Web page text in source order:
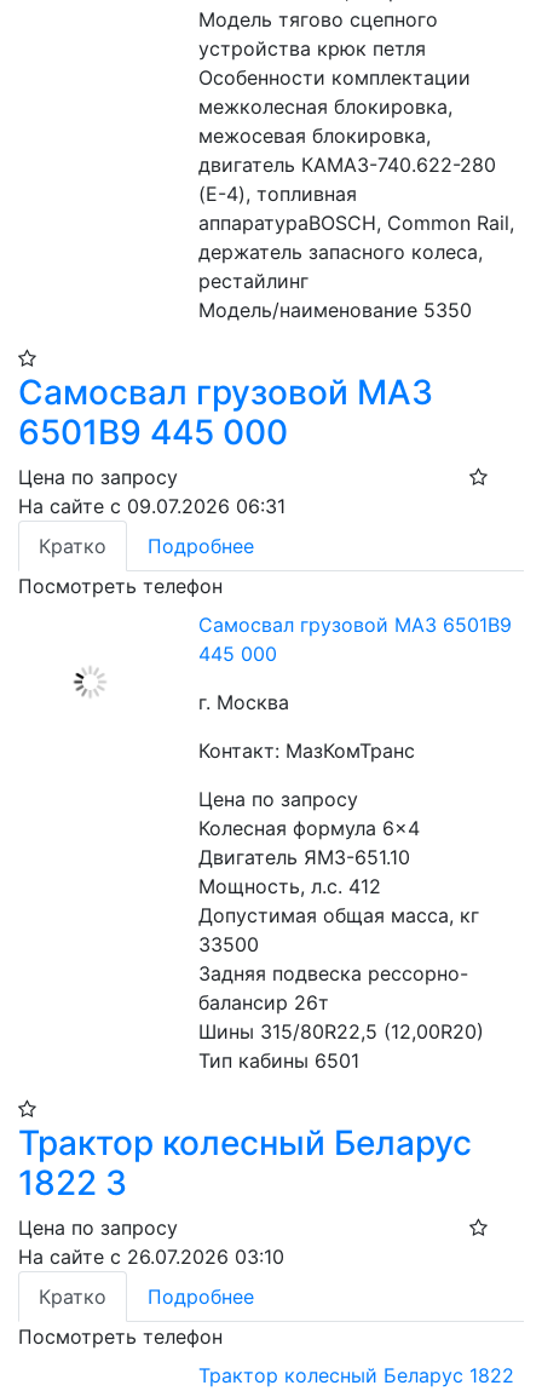
Модель тягово сцепного
устройства крюк петля
Особенности комплектации
межколесная блокировка,
межосевая блокировка,
двигатель КАМАЗ-740.622-280
(E-4), топливная
аппаратураBOSCH, Common Rail,
держатель запасного колеса,
рестайлинг
Модель/наименование 5350
Самосвал грузовой МАЗ
6501В9 445 000
Цена по запросу
На сайте с 09.07.2026 06:31
Кратко
Подробнее
Посмотреть телефон
Самосвал грузовой МАЗ 6501В9
445 000
г. Москва
Контакт: МазКомТранс
Цена по запросу
Колесная формула 6×4
Двигатель ЯМЗ-651.10
Мощность, л.с. 412
Допустимая общая масса, кг
33500
Задняя подвеска рессорно-
балансир 26т
Шины 315/80R22,5 (12,00R20)
Тип кабины 6501
Трактор колесный Беларус
1822 3
Цена по запросу
На сайте с 26.07.2026 03:10
Кратко
Подробнее
Посмотреть телефон
Трактор колесный Беларус 1822